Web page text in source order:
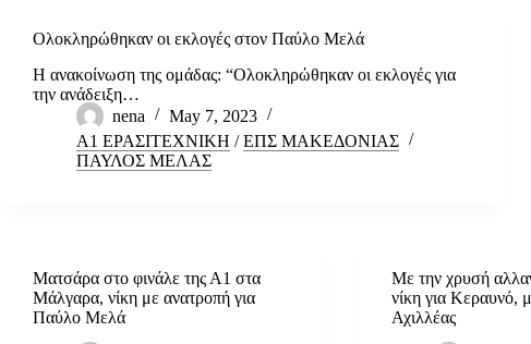
Ολοκληρώθηκαν οι εκλογές στον Παύλο Μελά
Η ανακοίνωση της ομάδας: “Ολοκληρώθηκαν οι εκλογές για
την ανάδειξη…
nena
May 7, 2023
Α1 ΕΡΑΣΙΤΕΧΝΙΚΗ /ΕΠΣ ΜΑΚΕΔΟΝΙΑΣ
ΠΑΥΛΟΣ ΜΕΛΑΣ
Ματσάρα στο φινάλε της Α1 στα
Μάλγαρα, νίκη με ανατροπή για
Παύλο Μελά
Με την χρυσή
νίκη για Κεραυνό,
Αχιλλέας